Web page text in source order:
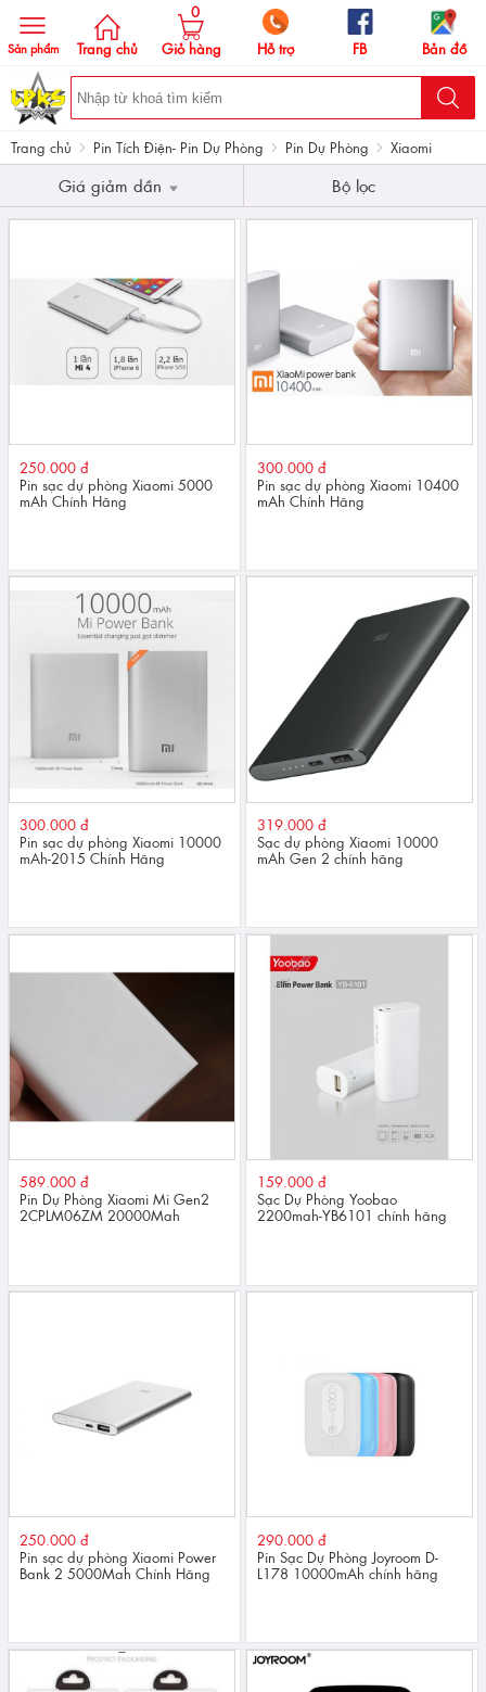
Sản phẩm Trang chủ Giỏ hàng
0
Hỗ trợ
FB Bản đồ
Trang chủ Pin Tích Điện- Pin Dự Phòng Pin Dự Phòng Xiaomi
Giá giảm dần Bộ lọc
250.000 đ
Pin sạc dự phòng Xiaomi 5000
mAh Chính Hãng
300.000 đ
Pin sạc dự phòng Xiaomi 10400
mAh Chính Hãng
300.000 đ
Pin sạc dự phòng Xiaomi 10000
mAh-2015 Chính Hãng
319.000 đ
Sạc dự phòng Xiaomi 10000
mAh Gen 2 chính hãng
589.000 đ
Pin Dự Phòng Xiaomi Mi Gen2
2CPLM06ZM 20000Mah
159.000 đ
Sạc Dự Phòng Yoobao
2200mah-YB6101 chính hãng
250.000 đ
Pin sạc dự phòng Xiaomi Power
Bank 2 5000Mah Chính Hãng
290.000 đ
Pin Sạc Dự Phòng Joyroom D-
L178 10000mAh chính hãng